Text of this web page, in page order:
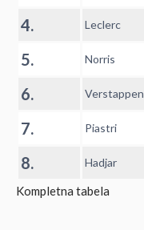
4. Leclerc
5. Norris
6. Verstappen
7. Piastri
8. Hadjar
Kompletna tabela